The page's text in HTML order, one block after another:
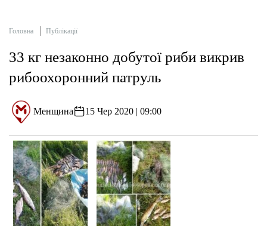
Головна Публікації
33 кг незаконно добутої риби викрив
рибоохоронний патруль
Менщина 15 Чер 2020 | 09:00